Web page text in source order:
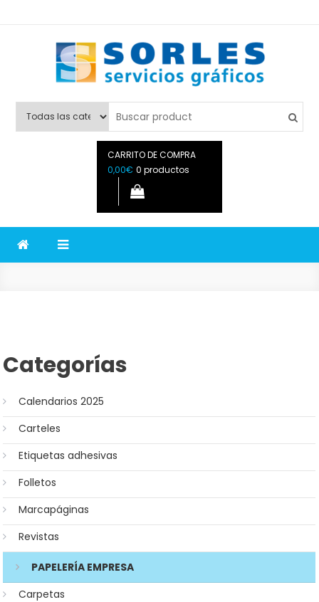
impresión digital e impresión gran formato. Equipo de
diseñadores gráficos a su disposición.
CARRITO DE COMPRA
0,00€ 0 productos
Categorías
Calendarios 2025
Carteles
Etiquetas adhesivas
Folletos
Marcapáginas
Revistas
PAPELERÍA EMPRESA
Carpetas